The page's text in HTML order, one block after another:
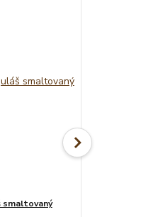
smaltovaný